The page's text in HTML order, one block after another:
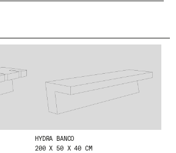
HYDRA BANCO
200 X 50 X 40 CM
RRSS
LEGAL
AVISO LEGAL
POLÍTICA DE COOKIES
POLÍTICA DE PRIVACIDAD
CANAL ÉTICO
CRÉDITOS